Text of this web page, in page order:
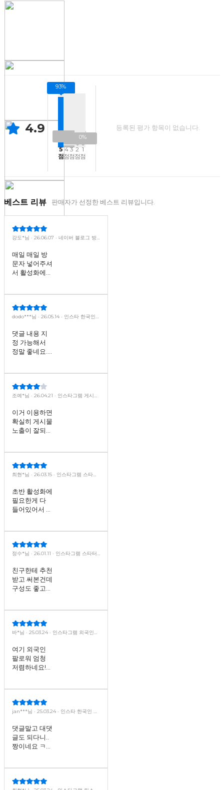
포토 / 91 건
4.9
93%
5
점
4
점
3
점
0%
2
점
0%
1
점
등록된 평가 항목이 없습니다.
베스트 리뷰 판매자가 선정한 베스트 리뷰입니다.
강도*님 · 26.06.07 · 네이버 블로그 방
매일 매일 방
문자 넣어주셔
서 활성화에
ㅋㅋ
dodo***님 · 26.05.14 · 인스타 한국인
댓글 내용 지
정 가능해서
정말 좋네요.
니다.
조예*님 · 26.04.21 · 인스타그램 게시물
이거 이용하면
확실히 게시물
노출이 잘되어
최현*님 · 26.03.15 · 인스타그램 스타터
+저장+공유· (30일)
초반 활성화에
필요한게 다
들어있어서 좋
정수*님 · 26.01.11 · 인스타그램 스타터
+저장+공유· (30일)
친구한테 추천
받고 써본건데
구성도 좋고
하러 올게요!
바*님 · 25.03.24 · 인스타그램 외국인
여기 외국인
팔로워 엄청
저렴하네요!
jan***님 · 25.03.24 · 인스타 한국인 댓
댓글말고 대댓
글도 되다니..
짱이네요 ㅋㅋ